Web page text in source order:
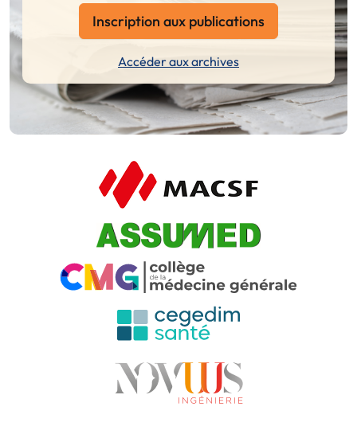
Inscription aux publications
Accéder aux archives